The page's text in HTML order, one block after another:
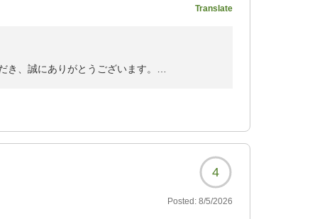
湯の状態ではなかったとのこと、少し残念なお
皆さまにご満足いただけるホテルを目指して努
Translate
、誠にありがとうございます。
したこと、心より御礼申しあげます。
、万座ならではの景色をお楽しみいただけたご
テルの温泉をご利用いただき、ご満足いただけ
4
Posted: 8/5/2026